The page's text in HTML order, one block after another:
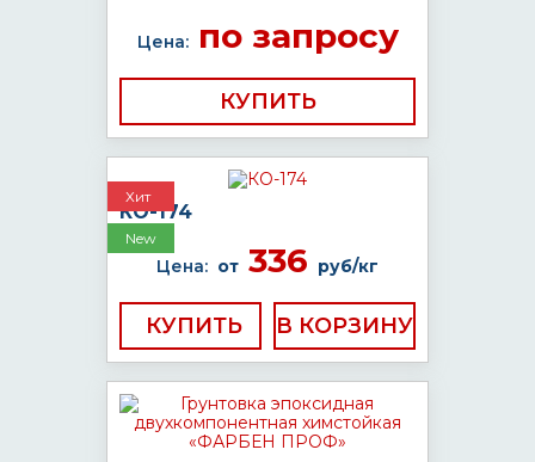
Цена:по запросу
КУПИТЬ
Хит
New
КО-174
Цена: от 336 руб/кг
КУПИТЬ